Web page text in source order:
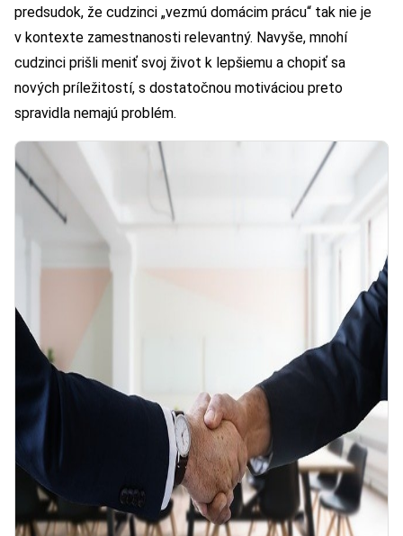
predsudok, že cudzinci „vezmú domácim prácu“ tak nie je
v kontexte zamestnanosti relevantný. Navyše, mnohí
cudzinci prišli meniť svoj život k lepšiemu a chopiť sa
nových príležitostí, s dostatočnou motiváciou preto
spravidla nemajú problém.